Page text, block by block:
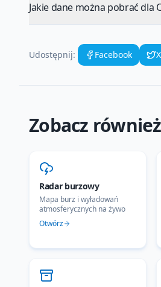
Jakie dane można pobrać dla
Udostępnij: Facebook X
Zobacz również
Radar burzowy
Mapa burz i wyładowań
atmosferycznych na żywo
Otwórz